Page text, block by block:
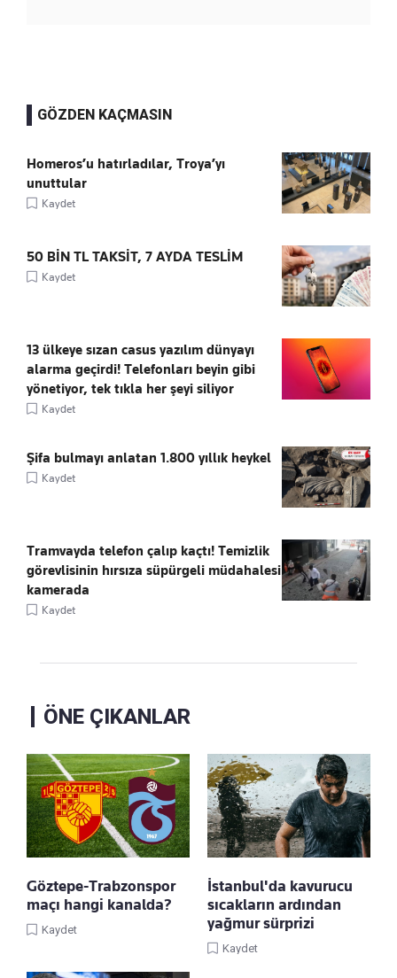
GÖZDEN KAÇMASIN
Homeros’u hatırladılar, Troya’yı
unuttular
Kaydet
50 BİN TL TAKSİT, 7 AYDA TESLİM
Kaydet
13 ülkeye sızan casus yazılım dünyayı
alarma geçirdi! Telefonları beyin gibi
yönetiyor, tek tıkla her şeyi siliyor
Kaydet
Şifa bulmayı anlatan 1.800 yıllık heykel
Kaydet
Tramvayda telefon çalıp kaçtı! Temizlik
görevlisinin hırsıza süpürgeli müdahalesi
kamerada
Kaydet
ÖNE ÇIKANLAR
Göztepe-Trabzonspor
maçı hangi kanalda?
Kaydet
İstanbul'da kavurucu
sıcakların ardından
yağmur sürprizi
Kaydet